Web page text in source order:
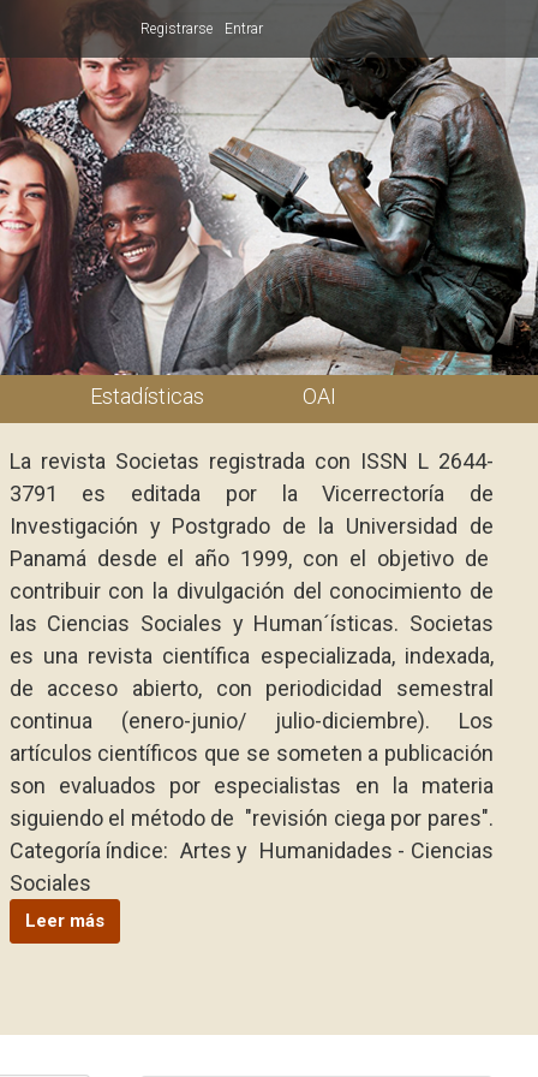
Registrarse Entrar
Estadísticas OAI
La revista Societas registrada con ISSN L 2644-
3791 es editada por la Vicerrectoría de
Investigación y Postgrado de la Universidad de
Panamá desde el año 1999, con el objetivo de
contribuir con la divulgación del conocimiento de
las Ciencias Sociales y Human´ísticas. Societas
es una revista científica especializada, indexada,
de acceso abierto, con periodicidad semestral
continua (enero-junio/ julio-diciembre). Los
artículos científicos que se someten a publicación
son evaluados por especialistas en la materia
siguiendo el método de "revisión ciega por pares".
Categoría índice: Artes y Humanidades - Ciencias
Sociales
Leer más